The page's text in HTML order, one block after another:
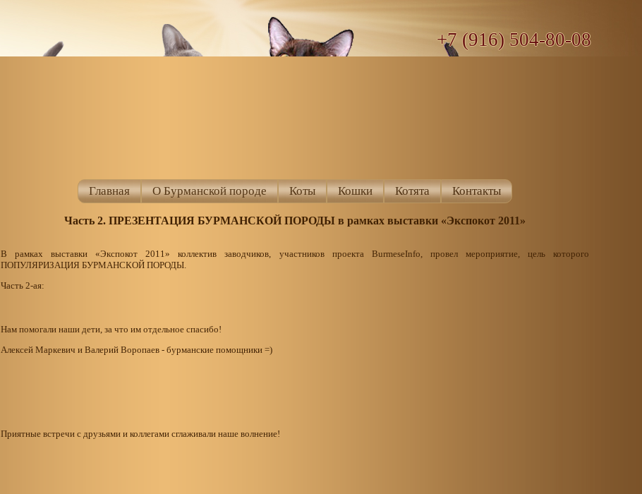
+7 (916) 504-80-08
Главная О Бурманской породе Коты Кошки Котята Контакты
Часть 2. ПРЕЗЕНТАЦИЯ БУРМАНСКОЙ ПОРОДЫ в рамках выставки «Экспокот 2011»
В рамках выставки «Экспокот 2011» коллектив заводчиков, участников проекта BurmeseInfo, провел мероприятие, цель которого
ПОПУЛЯРИЗАЦИЯ БУРМАНСКОЙ ПОРОДЫ.
Часть 2-ая:
Нам помогали наши дети, за что им отдельное спасибо!
Алексей Маркевич и Валерий Воропаев - бурманские помощники =)
Приятные встречи с друзьями и коллегами сглаживали наше волнение!